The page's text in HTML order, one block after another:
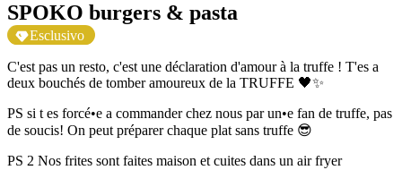
SPOKO burgers & pasta
Esclusivo
C'est pas un resto, c'est une déclaration d'amour à la truffe ! T'es a
deux bouchés de tomber amoureux de la TRUFFE 🖤✨
PS si t es forcé•e a commander chez nous par un•e fan de truffe, pas
de soucis! On peut préparer chaque plat sans truffe 😎
PS 2 Nos frites sont faites maison et cuites dans un air fryer